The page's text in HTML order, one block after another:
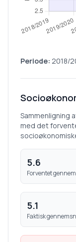
Periode: 2018/
Sammenligning
med det
5.6
Forventet
5.1
Faktisk